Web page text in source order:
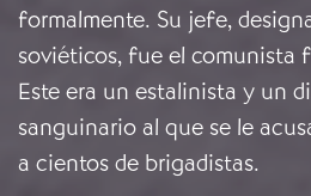
formalmente. Su jefe,
soviéticos, fue el comunista
Este era un estalinista y un
sanguinario al que se le
a cientos de brigadistas.